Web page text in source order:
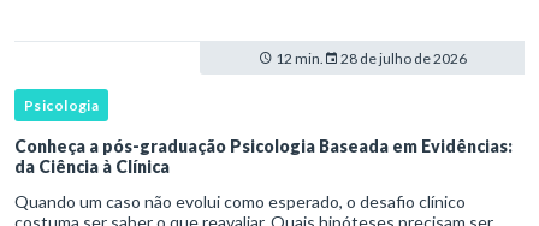
12 min. 28 de julho de 2026
Psicologia
Conheça a pós-graduação Psicologia Baseada em Evidências:
da Ciência à Clínica
Quando um caso não evolui como esperado, o desafio clínico